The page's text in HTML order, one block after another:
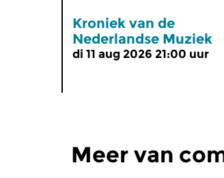
Kroniek van de
Nederlandse Muziek
di 11 aug 2026 21:00 uur
Meer van